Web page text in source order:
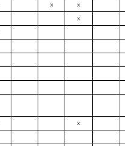
X X
X
X